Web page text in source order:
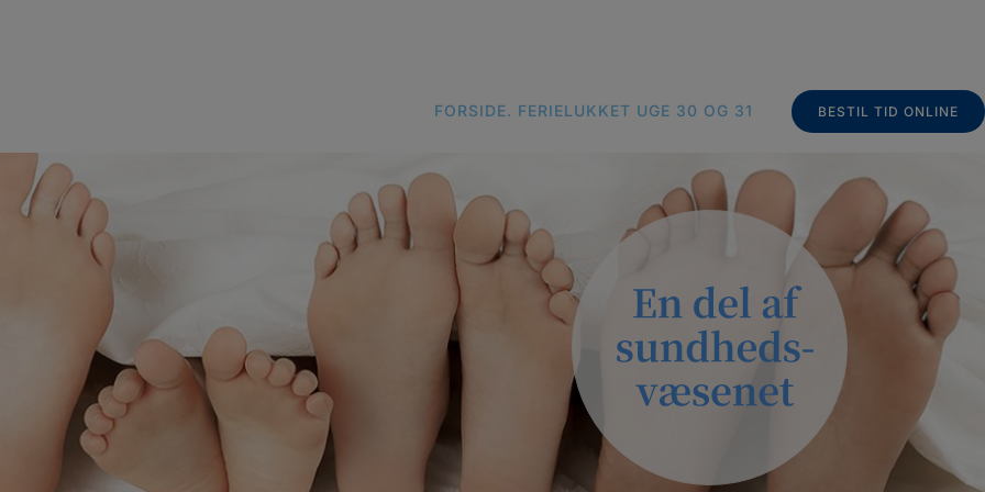
FORSIDE. FERIELUKKET UGE 30 OG 31 BESTIL TID ONLINE